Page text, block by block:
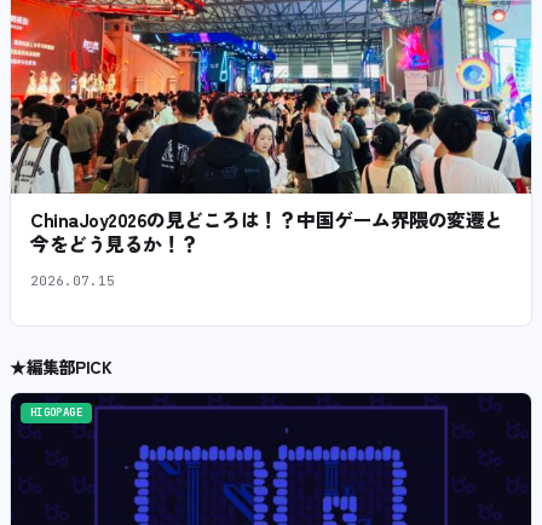
ChinaJoy2026の見どころは！？中国ゲーム界隈の変遷と
今をどう見るか！？
2026.07.15
★編集部PICK
HIGOPAGE